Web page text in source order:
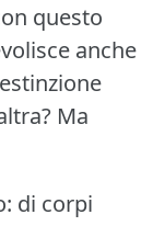
questo
anche
Ma
di corpi